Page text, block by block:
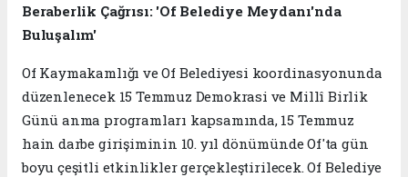
Beraberlik Çağrısı: 'Of Belediye Meydanı'nda
Buluşalım'
Of Kaymakamlığı ve Of Belediyesi koordinasyonunda
düzenlenecek 15 Temmuz Demokrasi ve Millî Birlik
Günü anma programları kapsamında, 15 Temmuz
hain darbe girişiminin 10. yıl dönümünde Of'ta gün
boyu çeşitli etkinlikler gerçekleştirilecek. Of Belediye